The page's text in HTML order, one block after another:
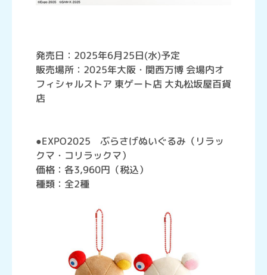
発売日：2025年6月25日(水)予定
販売場所：2025年大阪・関西万博 会場内オ
フィシャルストア 東ゲート店 大丸松坂屋百貨
店
●EXPO2025 ぶらさげぬいぐるみ（リラッ
クマ・コリラックマ）
価格：各3,960円（税込）
種類：全2種